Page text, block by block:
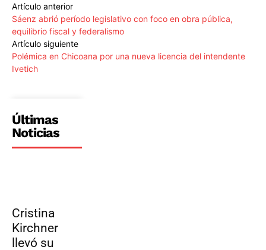
Artículo anterior
Sáenz abrió período legislativo con foco en obra pública,
equilibrio fiscal y federalismo
Artículo siguiente
Polémica en Chicoana por una nueva licencia del intendente
Ivetich
Últimas
Noticias
Cristina
Kirchner
llevó su